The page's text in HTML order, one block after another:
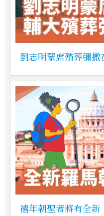
劉志明蒙席殯葬彌撒
禧年朝聖者將有全新